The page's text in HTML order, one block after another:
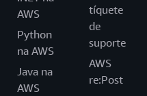
AWS
Python
na AWS
Java na
AWS
tíquete
de
suporte
AWS
re:Post